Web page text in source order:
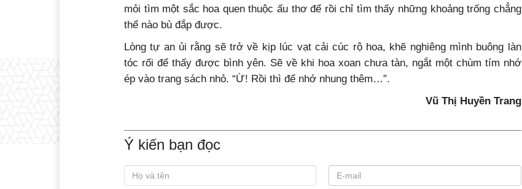
mỏi tìm một sắc hoa quen thuộc ấu thơ để rồi chỉ tìm thấy những khoảng trống chẳng
thể nào bù đắp được.
Lòng tự an ủi rằng sẽ trở về kịp lúc vạt cải cúc rộ hoa, khẽ nghiêng mình buông làn
tóc rối để thấy được bình yên. Sẽ về khi hoa xoan chưa tàn, ngắt một chùm tím nhớ
ép vào trang sách nhỏ. “Ừ! Rồi thì để nhớ nhung thêm…”.
Vũ Thị Huyền Trang
Ý kiến bạn đọc